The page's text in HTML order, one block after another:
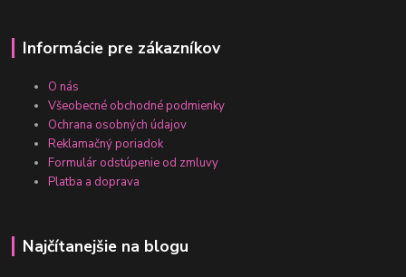
Informácie pre zákazníkov
O nás
Všeobecné obchodné podmienky
Ochrana osobných údajov
Reklamačný poriadok
Formulár odstúpenie od zmluvy
Platba a doprava
Najčítanejšie na blogu